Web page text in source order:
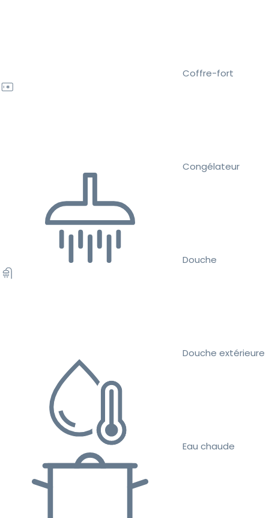
Coffre-fort
Congélateur
Douche
Douche extérieure
Eau chaude